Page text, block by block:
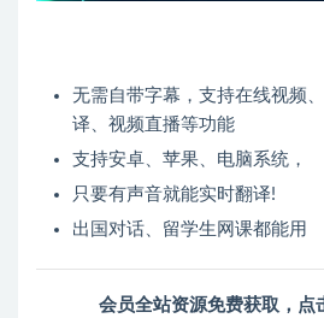
无需自带字幕，支持在线视频
译、视频直播等功能
支持安卓、苹果、电脑系统，
只要有声音就能实时翻译!
出国对话、留学生网课都能用
会员全站资源免费获取 ， 点